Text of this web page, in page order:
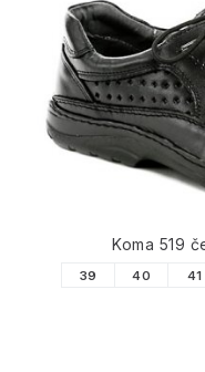
Koma 519
39 40 41